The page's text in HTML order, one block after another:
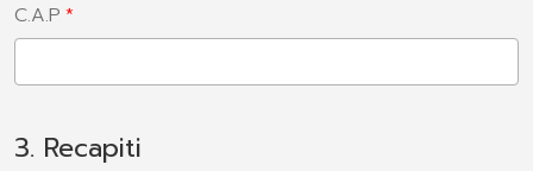
C.A.P
3. Recapiti